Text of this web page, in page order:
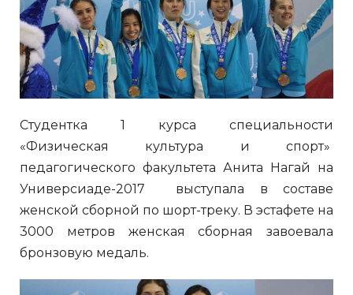
Студентка 1 курса специальности
«Физическая культура и спорт»
педагогического факультета Анита Нагай на
Универсиаде-2017 выступала в составе
женской сборной по шорт-треку. В эстафете на
3000 метров женская сборная завоевала
бронзовую медаль.